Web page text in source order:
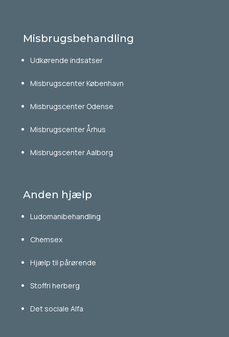
Misbrugsbehandling
Udkørende indsatser
Misbrugscenter København
Misbrugscenter Odense
Misbrugscenter Århus
Misbrugscenter Aalborg
Anden hjælp
Ludomanibehandling
Chemsex
Hjælp til pårørende
Stoffri herberg
Det sociale Alfa